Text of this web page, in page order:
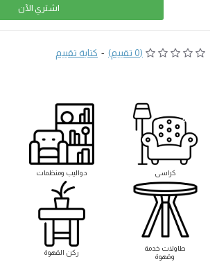
(0 تقييم) - كتابة تقييم
اشتري اﻵن
كراسى دواليب ومنظمات
طاوﻻت خدمة
وقهوة
ركن القهوة